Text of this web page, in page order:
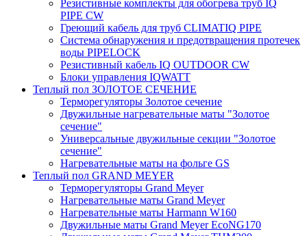
Резистивные комплекты для обогрева труб IQ
PIPE CW
Греющий кабель для труб CLIMATIQ PIPE
Система обнаружения и предотвращения протечек
воды PIPELOCK
Резистивный кабель IQ OUTDOOR CW
Блоки управления IQWATT
Теплый пол ЗОЛОТОЕ СЕЧЕНИЕ
Терморегуляторы Золотое сечение
Двужильные нагревательные маты "Золотое
сечение"
Универсальные двужильные секции "Золотое
сечение"
Нагревательные маты на фольге GS
Теплый пол GRAND MEYER
Терморегуляторы Grand Meyer
Нагревательные маты Grand Meyer
Нагревательные маты Harmann W160
Двужильные маты Grand Meyer EcoNG170